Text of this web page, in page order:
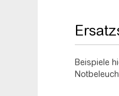
Beispiele